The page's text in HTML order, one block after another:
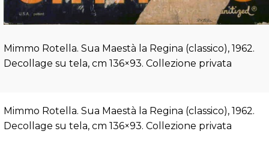
Mimmo Rotella. Sua Maestà la Regina (classico), 1962.
Decollage su tela, cm 136×93. Collezione privata
Mimmo Rotella. Sua Maestà la Regina (classico), 1962.
Decollage su tela, cm 136×93. Collezione privata